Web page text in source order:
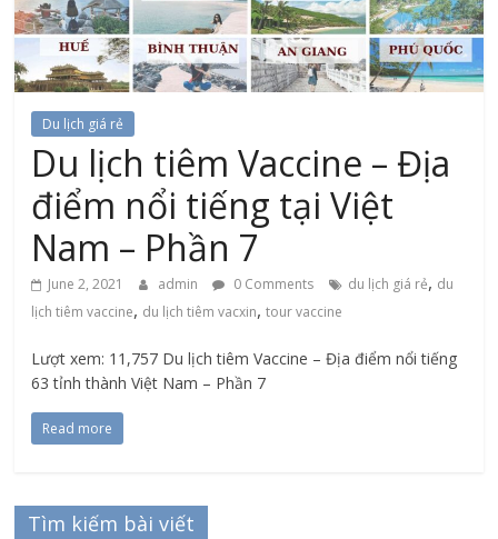
Du lịch giá rẻ
Du lịch tiêm Vaccine – Địa
điểm nổi tiếng tại Việt
Nam – Phần 7
June 2, 2021 admin 0 Comments du lịch giá rẻ, du
lịch tiêm vaccine, du lịch tiêm vacxin,tour vaccine
Lượt xem: 11,757 Du lịch tiêm Vaccine – Địa điểm nổi tiếng
63 tỉnh thành Việt Nam – Phần 7
Read more
Tìm kiếm bài viết